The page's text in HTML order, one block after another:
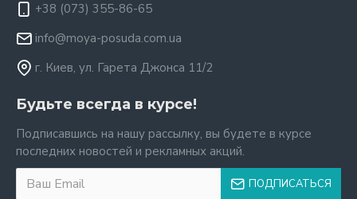
+38 (073) 355-86-65
info@moya-posuda.com.ua
г. Киев, ул. Гарета Джонса 11/2
Будьте всегда в курсе!
Подписавшись на нашу рассылку, вы будете в курсе
последних новостей и рекламных акций.
ПОДПИСАТЬСЯ